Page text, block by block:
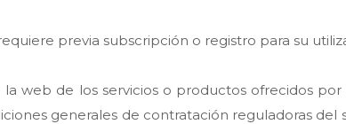
previa subscripción o registro para su
web de los servicios o productos ofrecidos por
generales de contratación reguladoras del